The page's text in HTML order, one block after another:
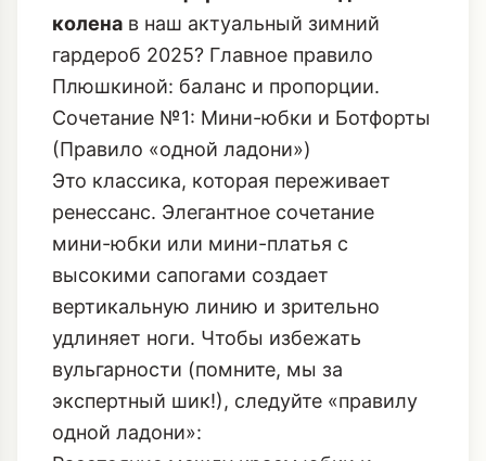
колена в наш актуальный зимний
гардероб 2025? Главное правило
Плюшкиной: баланс и пропорции.
Сочетание №1: Мини-юбки и Ботфорты
(Правило «одной ладони»)
Это классика, которая переживает
ренессанс. Элегантное сочетание
мини-юбки или мини-платья с
высокими сапогами создает
вертикальную линию и зрительно
удлиняет ноги. Чтобы избежать
вульгарности (помните, мы за
экспертный шик!), следуйте «правилу
одной ладони»: